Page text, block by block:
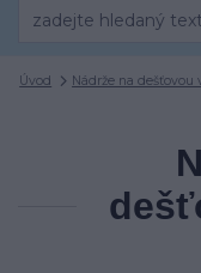
Úvod Nádrže na dešťovou